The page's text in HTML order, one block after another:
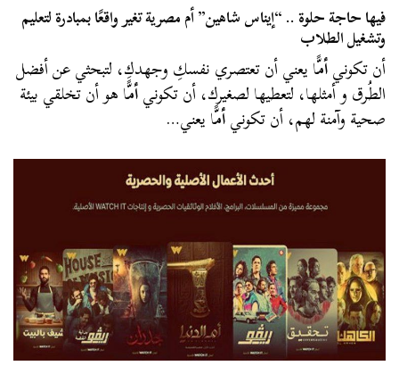
فيها حاجة حلوة .. “إيناس شاهين” أم مصرية تغير واقعًا بمبادرة لتعليم
وتشغيل الطلاب
أن تكونيأمًّا يعني أن تعتصري نفسكِ وجهدكِ، لتبحثي عن أفضل
الطُرق و أمثلها، لتعطيها لصغيرك، أن تكونيأمًّا هو أن تخلقي بيئة
صحية وآمنة لهم، أن تكونيأمًّا يعني…